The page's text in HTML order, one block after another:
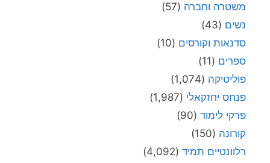
משטרה וחברה (57)
נשים (43)
סדנאות וקורסים (10)
ספרים (11)
פוליטיקה (1,074)
פנחס יחזקאלי (1,987)
פרקי לימוד (90)
קורונה (150)
רלוונטיים תמיד (4,092)